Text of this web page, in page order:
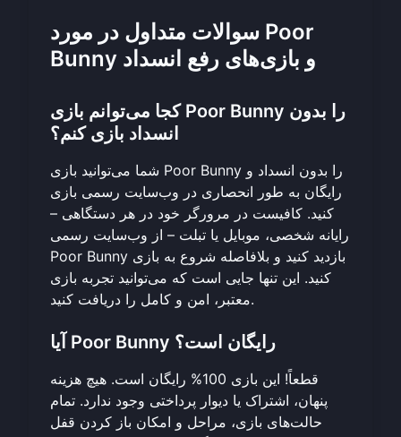
سوالات متداول در مورد Poor
Bunny و بازی‌های رفع انسداد
کجا می‌توانم بازی Poor Bunny را بدون
انسداد بازی کنم؟
شما می‌توانید بازی Poor Bunny را بدون انسداد و
رایگان به طور انحصاری در وب‌سایت رسمی بازی
کنید. کافیست در مرورگر خود در هر دستگاهی –
رایانه شخصی، موبایل یا تبلت – از وب‌سایت رسمی
Poor Bunny
کنید. این تنها جایی است که می‌توانید تجربه بازی
معتبر، امن و کامل را دریافت کنید.
آیا Poor Bunny رایگان است؟
قطعاً! این بازی 100% رایگان است. هیچ هزینه
پنهان، اشتراک یا دیوار پرداختی وجود ندارد. تمام
حالت‌های بازی، مراحل و امکان باز کردن قفل